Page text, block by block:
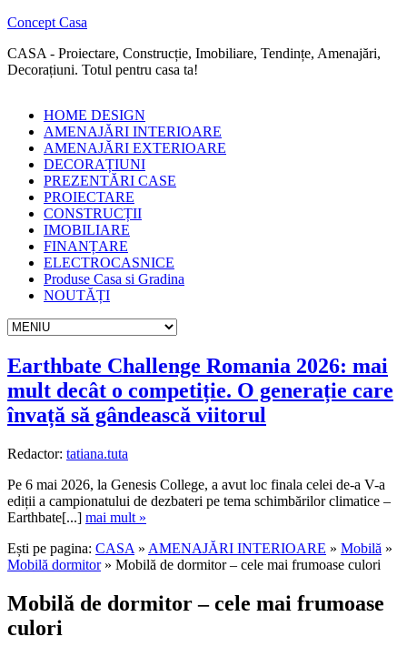
Concept Casa
CASA - Proiectare, Construcție, Imobiliare, Tendințe, Amenajări,
Decorațiuni. Totul pentru casa ta!
HOME DESIGN
AMENAJĂRI INTERIOARE
AMENAJĂRI EXTERIOARE
DECORAȚIUNI
PREZENTĂRI CASE
PROIECTARE
CONSTRUCȚII
IMOBILIARE
FINANȚARE
ELECTROCASNICE
Produse Casa si Gradina
NOUTĂȚI
Earthbate Challenge Romania 2026: mai
mult decât o competiție. O generație care
învață să gândească viitorul
Redactor: tatiana.tuta
Pe 6 mai 2026, la Genesis College, a avut loc finala celei de-a V-a
ediții a campionatului de dezbateri pe tema schimbărilor climatice –
Earthbate[...] mai mult »
Ești pe pagina: CASA » AMENAJĂRI INTERIOARE » Mobilă »
Mobilă dormitor» Mobilă de dormitor – cele mai frumoase culori
Mobilă de dormitor – cele mai frumoase
culori